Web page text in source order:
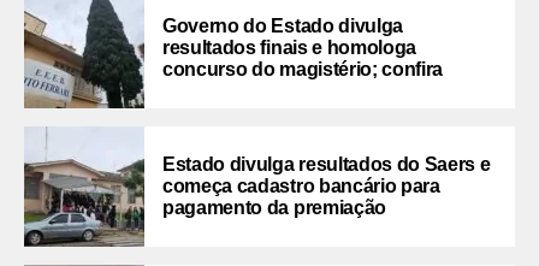
Governo do Estado divulga
resultados finais e homologa
concurso do magistério; confira
Estado divulga resultados do Saers e
começa cadastro bancário para
pagamento da premiação